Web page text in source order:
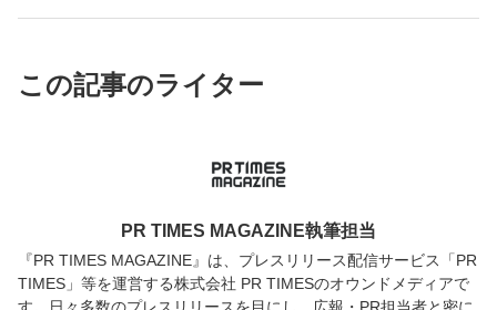
この記事のライター
PR TIMES MAGAZINE執筆担当
『PR TIMES MAGAZINE』は、プレスリリース配信サービス「PR
TIMES」等を運営する株式会社 PR TIMESのオウンドメディアで